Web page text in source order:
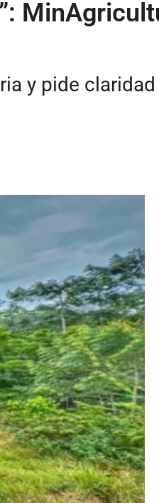
y pide